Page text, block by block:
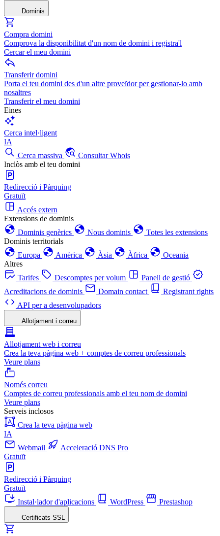
Dominis
Compra domini
Comprova la disponibilitat d'un nom de domini i registra'l
Cercar el meu domini
Transferir domini
Porta el teu domini des d'un altre proveïdor per gestionar-lo amb
nosaltres
Transferir el meu domini
Eines
Cerca intel·ligent
IA
Cerca massiva
Consultar Whois
Inclòs amb el teu domini
Redirecció i Pàrquing
Gratuït
Accés extern
Extensions de dominis
Dominis genèrics
Nous dominis
Totes les extensions
Dominis territorials
Europa
Amèrica Àsia Àfrica
Oceania
Altres
Tarifes
Descomptes per volum
Panell de gestió
Acreditacions de dominis
Domain contact
Registrant rights
API per a desenvolupadors
Allotjament i correu
Allotjament web i correu
Crea la teva pàgina web + comptes de correu professionals
Veure plans
Només correu
Comptes de correu professionals amb el teu nom de domini
Veure plans
Serveis inclosos
Crea la teva pàgina web
IA
Webmail
Acceleració DNS Pro
Gratuït
Redirecció i Pàrquing
Gratuït
Instal·lador d'aplicacions
WordPress Prestashop
Certificats SSL